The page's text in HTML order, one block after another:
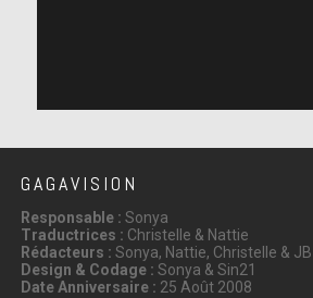
GAGAVISION
Responsable : Sonya
Traductrices : Christelle & Nattie
Rédacteurs : Sonya, Nattie, Christelle & JB
Design & Codage : Sonya & Sin21
Date Anniversaire : 25 Août 2008